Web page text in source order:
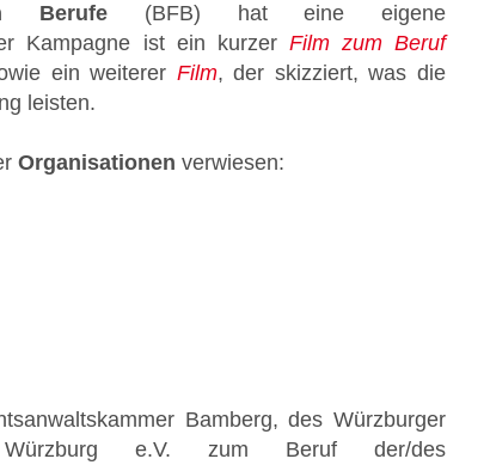
Berufe (BFB) hat eine eigene
Kampagne ist ein kurzer Film zum Beruf
ein weiterer Film, der skizziert, was die
leisten.
Organisationen verwiesen:
Bamberg, des Würzburger
e.V. zum Beruf der/des